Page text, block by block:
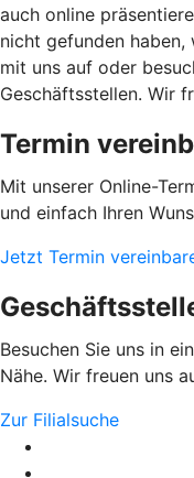
auch online
nicht gefunden haben,
mit uns auf oder
Geschäftsstellen. Wir
Termin
Mit unserer Online-
und einfach Ihren
Jetzt Termin
Besuchen Sie uns in
Nähe. Wir freuen uns
Zur Filialsuche